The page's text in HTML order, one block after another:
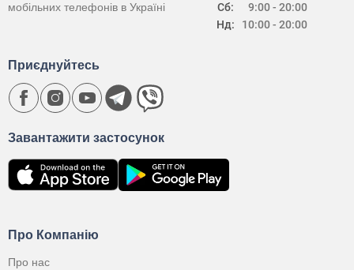
Сб:
Нд:
9:00 - 20:00
10:00 - 20:00
мобільних телефонів в Україні
Про Компанію
Про нас
Завантажити застосунок
Приєднуйтесь